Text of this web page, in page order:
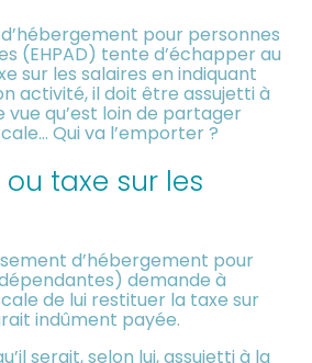
patrimoine
facturation
pour personnes
(EHPAD) tente d’échapper au
sur les salaires en indiquant
activité, il doit être assujetti à
vue qu’est loin de partager
Qui va l’emporter ?
ou taxe sur les
d’hébergement pour
demande à
de lui restituer la taxe sur
indûment payée.
serait, selon lui, assujetti à la